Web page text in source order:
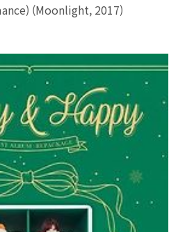
(Moonlight, 2017)